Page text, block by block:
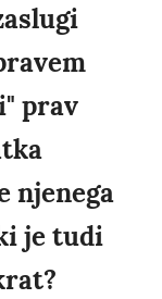
prav
njenega
je tudi